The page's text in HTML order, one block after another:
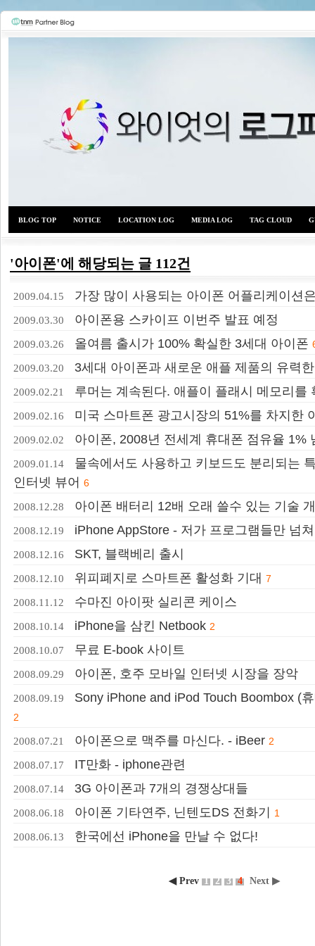
와이
BLOG TOP NOTICE LOCATION LOG MEDIA LOG TAG CLOUD
'아이폰'에 해당되는 글 112건
2009.04.15 가장 많이 사용되는 아이폰 어플리케이션
2009.03.30 아이폰용 스카이프 이번주 발표 예정
2009.03.26 올여름 출시가 100% 확실한 3세대 아이폰
2009.03.20 3세대 아이폰과 새로운 애플 제품의 유력
2009.02.21 루머는 계속된다. 애플이 플래시 메모리를
2009.02.16 미국 스마트폰 광고시장의 51%를 차지한
2009.02.02 아이폰, 2008년 전세계 휴대폰 점유율 1%
2009.01.14
물속에서도 사용하고 키보드도 분리되는
인터넷 뷰어 6
2008.12.28 아이폰 배터리 12배 오래 쓸수 있는 기술
2008.12.19 iPhone AppStore - 저가 프로그램들만 넘
2008.12.16 SKT, 블랙베리 출시
2008.12.10 위피폐지로 스마트폰 활성화 기대 7
2008.11.12 수마진 아이팟 실리콘 케이스
2008.10.14 iPhone을 삼킨 Netbook 2
2008.10.07 무료 E-book 사이트
2008.09.29 아이폰, 호주 모바일 인터넷 시장을 장악
2008.09.19 Sony iPhone and iPod Touch Boombox (
2
2008.07.21 아이폰으로 맥주를 마신다. - iBeer 2
2008.07.17 IT만화 - iphone관련
2008.07.14 3G 아이폰과 7개의 경쟁상대들
2008.06.18 아이폰 기타연주, 닌텐도DS 전화기 1
2008.06.13 한국에선 iPhone을 만날 수 없다!
◀ Prev 1 2 3 4 Next ▶